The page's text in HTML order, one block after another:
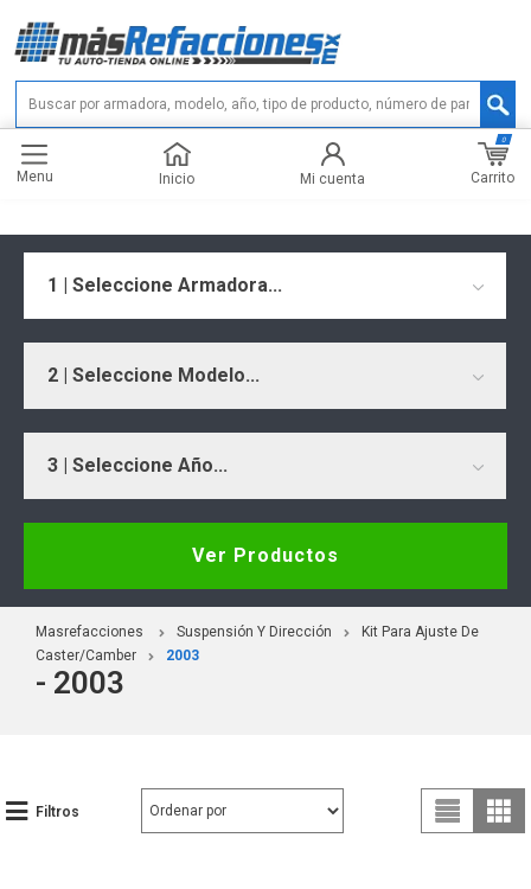
Menu Inicio Mi cuenta Carrito
0
1 | Seleccione Armadora...
2 | Seleccione Modelo...
3 | Seleccione Año...
Ver Productos
Masrefacciones Suspensión Y Dirección
Kit Para Ajuste De
Caster/Camber
2003
- 2003
Filtros